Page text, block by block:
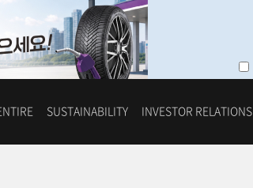
SUSTAINABILITY INVESTOR RELATIONS